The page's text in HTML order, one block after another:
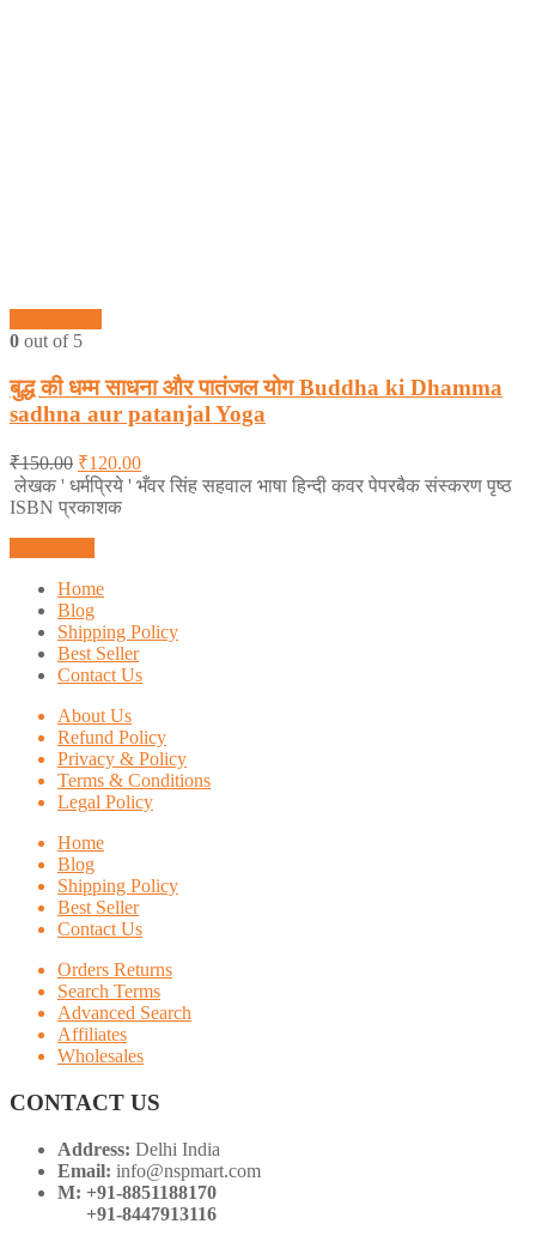
0 out of 5
बुद्ध की धम्म साधना और पातंजल योग Buddha ki Dhamma
sadhna aur patanjal Yoga
₹150.00 ₹120.00
लेखक ' धर्मप्रिये ' भँवर सिंह सहवाल भाषा हिन्दी कवर पेपरबैक संस्करण पृष्ठ
ISBN प्रकाशक
Home
Blog
Shipping Policy
Best Seller
Contact Us
About Us
Refund Policy
Privacy & Policy
Terms & Conditions
Legal Policy
Home
Blog
Shipping Policy
Best Seller
Contact Us
Orders Returns
Search Terms
Advanced Search
Affiliates
Wholesales
CONTACT US
Address: Delhi India
Email: info@nspmart.com
M: +91-8851188170
+91-8447913116